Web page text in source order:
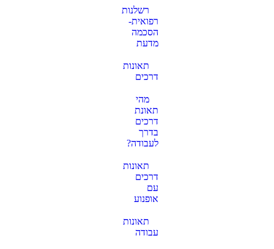
רשלנות
רפואית-
הסכמה
מדעת
תאונות
דרכים
מהי
תאונת
דרכים
בדרך
לעבודה?
תאונות
דרכים
עם
אופנוע
תאונות
עבודה